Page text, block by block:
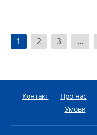
Н
1 2 3 …
Контакт Про нас
Умови